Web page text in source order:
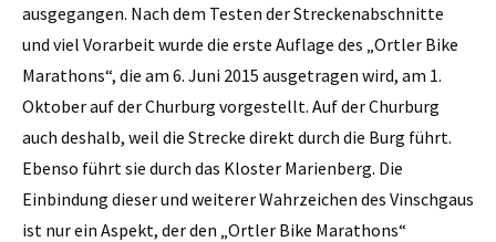
ausgegangen. Nach dem Testen der Strecken­abschnitte
und viel Vorarbeit wurde die erste Auflage des „Ortler Bike
Marathons“, die am 6. Juni 2015 ausgetragen wird, am 1.
Oktober auf der Churburg vorgestellt. Auf der Churburg
auch deshalb, weil die Strecke direkt durch die Burg führt.
Ebenso führt sie durch das Kloster Marienberg. Die
Einbindung dieser und weiterer Wahrzeichen des Vinschgaus
ist nur ein Aspekt, der den „Ortler Bike Marathons“